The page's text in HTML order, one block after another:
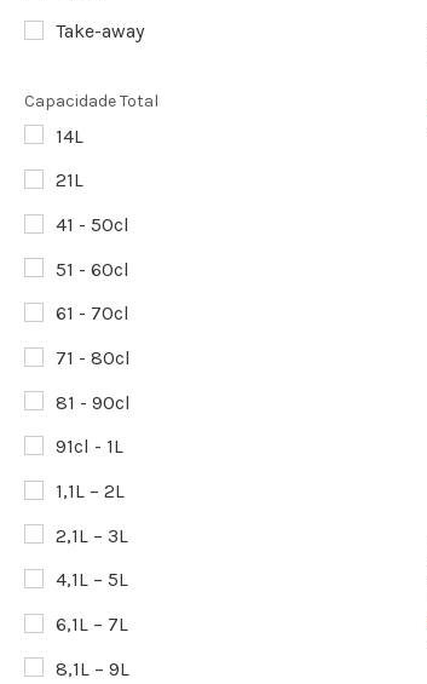
Take-away
Capacidade Total
14L
21L
41 - 50cl
51 - 60cl
61 - 70cl
71 - 80cl
81 - 90cl
91cl - 1L
1,1L – 2L
2,1L – 3L
4,1L – 5L
6,1L – 7L
8,1L – 9L